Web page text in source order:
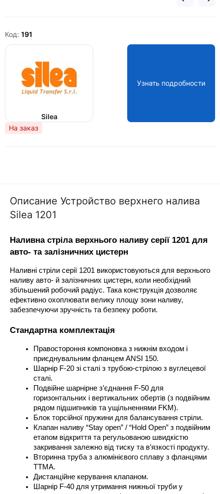
Код: 191
Silea
Узнать подробности
На заказ
Описание Устройство верхнего налива
Silea 1201
Наливна стріла верхнього наливу серії 1201 для
авто- та залізничних цистерн
Наливні стріли серії 1201 використовуються для верхнього
наливу авто- й залізничних цистерн, коли необхідний
збільшений робочий радіус. Така конструкція дозволяє
ефективно охоплювати велику площу зони наливу,
забезпечуючи зручність та безпеку роботи.
Стандартна комплектація
Правостороння компоновка з нижнім входом і
приєднувальним фланцем ANSI 150.
Шарнір F-20 зі сталі з трубою-стрілою з вуглецевої
сталі.
Подвійне шарнірне з’єднання F-50 для
горизонтальних і вертикальних обертів (з подвійним
рядом підшипників та ущільненнями FKM).
Блок торсійної пружини для балансування стріли.
Клапан наливу “Stay open” / “Hold Open” з подвійним
етапом відкриття та регульованою швидкістю
закривання залежно від тиску та в’язкості продукту.
Вторинна труба з алюмінієвого сплаву з фланцями
TTMA.
Дистанційне керування клапаном.
Шарнір F-40 для утримання нижньої труби у